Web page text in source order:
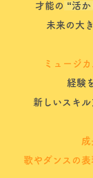
才能の “活か
未来の大
ミュージ
経験
新しいスキ
成
歌やダンスの